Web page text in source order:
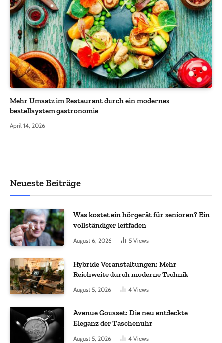
Mehr Umsatz im Restaurant durch ein modernes
bestellsystem gastronomie
April 14, 2026
Neueste Beiträge
Was kostet ein hörgerät für senioren? Ein
vollständiger leitfaden
August 6, 2026 5 Views
Hybride Veranstaltungen: Mehr
Reichweite durch moderne Technik
August 5, 2026 4 Views
Avenue Gousset: Die neu entdeckte
Eleganz der Taschenuhr
August 5, 2026 4 Views